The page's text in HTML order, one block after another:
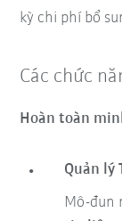
kỳ chi phí bổ
Các chức
Hoàn toàn
Quản lý
Mô-đun